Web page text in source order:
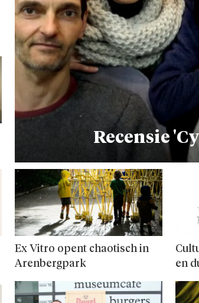
Recensie
Ex Vitro opent chaotisch in
Arenbergpark
en